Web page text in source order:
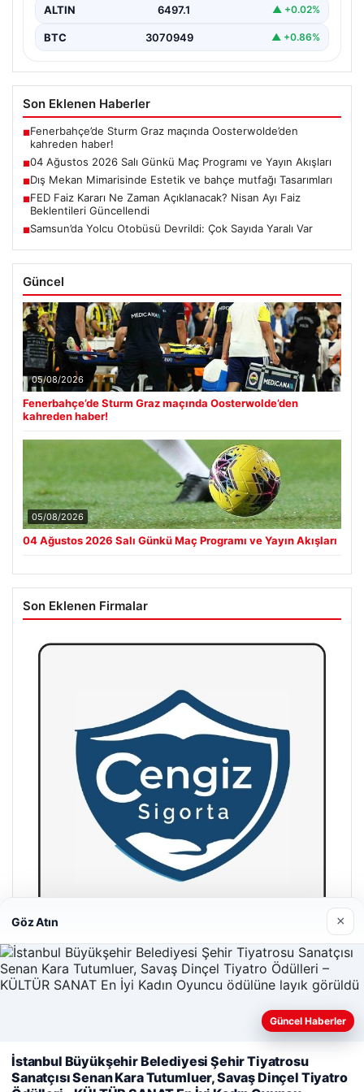
ALTIN 6497.1 ▲ +0.02%
BTC 3070949 ▲ +0.86%
Son Eklenen Haberler
■Fenerbahçe’de Sturm Graz maçında Oosterwolde’den
kahreden haber!
■04 Ağustos 2026 Salı Günkü Maç Programı ve Yayın Akışları
■Dış Mekan Mimarisinde Estetik ve bahçe mutfağı Tasarımları
■FED Faiz Kararı Ne Zaman Açıklanacak? Nisan Ayı Faiz
Beklentileri Güncellendi
■Samsun’da Yolcu Otobüsü Devrildi: Çok Sayıda Yaralı Var
Güncel
05/08/2026
Fenerbahçe’de Sturm Graz maçında Oosterwolde’den
kahreden haber!
05/08/2026
04 Ağustos 2026 Salı Günkü Maç Programı ve Yayın Akışları
Son Eklenen Firmalar
Hastaş Beton
26/05/2026
Web sitemizi nasıl kullandığınızı daha iyi anlayabilmek,
deneyiminizi kişiselleştirmek ve geliştirmek amacıyla çerezler
Göz Atın ×
Güncel Haberler
İstanbul Büyükşehir Belediyesi Şehir Tiyatrosu
Sanatçısı Senan Kara Tutumluer, Savaş Dinçel Tiyatro